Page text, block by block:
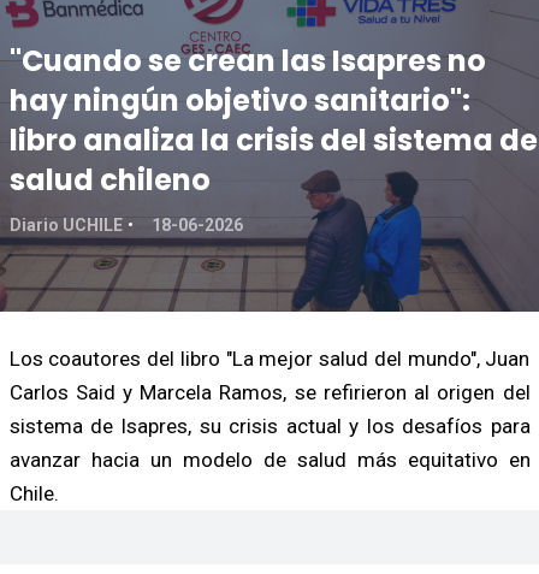
"Cuando se crean las Isapres no
hay ningún objetivo sanitario":
libro analiza la crisis del sistema de
salud chileno
Diario UCHILE 18-06-2026
Los coautores del libro "La mejor salud del mundo", Juan
Carlos Said y Marcela Ramos, se refirieron al origen del
sistema de Isapres, su crisis actual y los desafíos para
avanzar hacia un modelo de salud más equitativo en
Chile.